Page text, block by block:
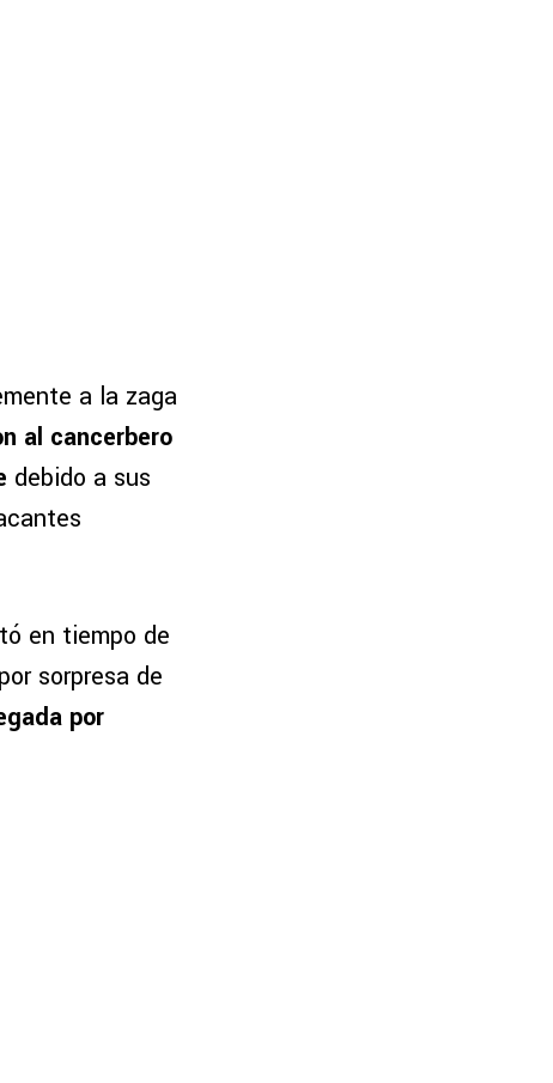
a la zaga
al cancerbero
debido a sus
en tiempo de
sorpresa de
por